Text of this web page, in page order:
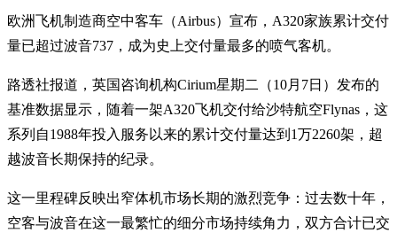
欧洲飞机制造商空中客车（Airbus）宣布，A320家族累计交付
量已超过波音737，成为史上交付量最多的喷气客机。
路透社报道，英国咨询机构Cirium星期二（10月7日）发布的
基准数据显示，随着一架A320飞机交付给沙特航空Flynas，这
系列自1988年投入服务以来的累计交付量达到1万2260架，超
越波音长期保持的纪录。
这一里程碑反映出窄体机市场长期的激烈竞争：过去数十年，
空客与波音在这一最繁忙的细分市场持续角力，双方合计已交